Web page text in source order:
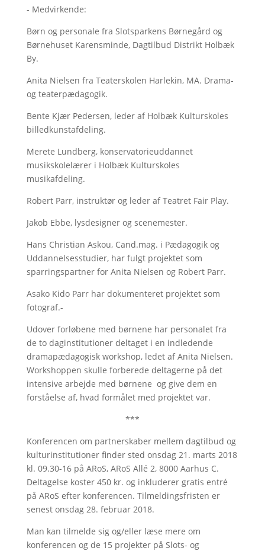
- Medvirkende:
Børn og personale fra Slotsparkens Børnegård og
Børnehuset Karensminde, Dagtilbud Distrikt Holbæk
By.
Anita Nielsen fra Teaterskolen Harlekin, MA. Drama-
og teaterpædagogik.
Bente Kjær Pedersen, leder af Holbæk Kulturskoles
billedkunstafdeling.
Merete Lundberg, konservatorieuddannet
musikskolelærer i Holbæk Kulturskoles
musikafdeling.
Robert Parr, instruktør og leder af Teatret Fair Play.
Jakob Ebbe, lysdesigner og scenemester.
Hans Christian Askou, Cand.mag. i Pædagogik og
Uddannelsesstudier, har fulgt projektet som
sparringspartner for Anita Nielsen og Robert Parr.
Asako Kido Parr har dokumenteret projektet som
fotograf.-
Udover forløbene med børnene har personalet fra
de to daginstitutioner deltaget i en indledende
dramapædagogisk workshop, ledet af Anita Nielsen.
Workshoppen skulle forberede deltagerne på det
intensive arbejde med børnene og give dem en
forståelse af, hvad formålet med projektet var.
***
Konferencen om partnerskaber mellem dagtilbud og
kulturinstitutioner finder sted onsdag 21. marts 2018
kl. 09.30-16 på ARoS, ARoS Allé 2, 8000 Aarhus C.
Deltagelse koster 450 kr. og inkluderer gratis entré
på ARoS efter konferencen. Tilmeldingsfristen er
senest onsdag 28. februar 2018.
Man kan tilmelde sig og/eller læse mere om
konferencen og de 15 projekter på Slots- og